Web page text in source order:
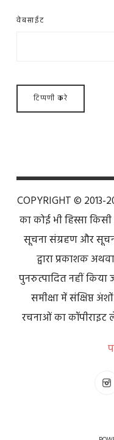
वेबसाईट
COPYRIGHT © 2013-
का कोई भी हिस्सा
सूचना संग्रहण और
द्वारा प्रकाशक
पुनरुत्पादित नहीं
समीक्षा में संक्षिप्त
रचनाओं का